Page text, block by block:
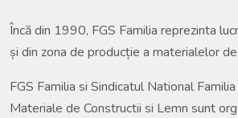
Încă din 1990, FGS Familia reprezinta
și din zona de producție a materialelor
FGS Familia si Sindicatul National
Materiale de Constructii si Lemn sunt